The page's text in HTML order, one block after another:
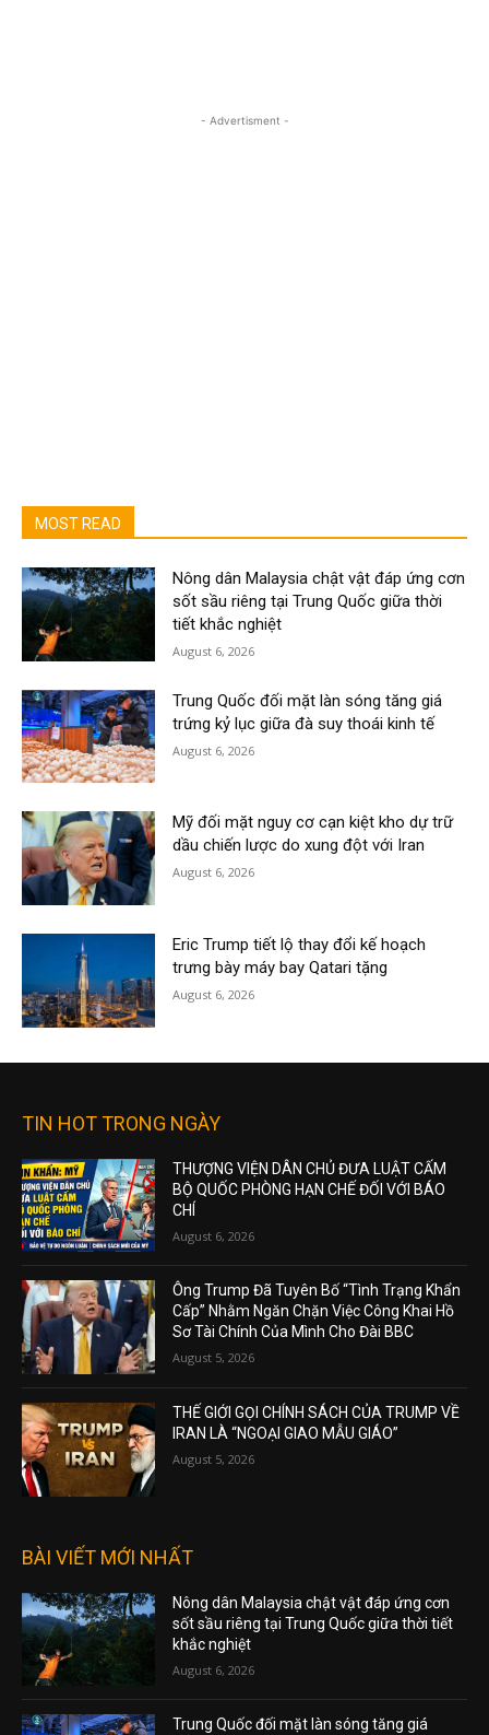
- Advertisment -
MOST READ
Nông dân Malaysia chật vật đáp ứng cơn
sốt sầu riêng tại Trung Quốc giữa thời
tiết khắc nghiệt
August 6, 2026
Trung Quốc đối mặt làn sóng tăng giá
trứng kỷ lục giữa đà suy thoái kinh tế
August 6, 2026
Mỹ đối mặt nguy cơ cạn kiệt kho dự trữ
dầu chiến lược do xung đột với Iran
August 6, 2026
Eric Trump tiết lộ thay đổi kế hoạch
trưng bày máy bay Qatari tặng
August 6, 2026
TIN HOT TRONG NGÀY
THƯỢNG VIỆN DÂN CHỦ ĐƯA LUẬT CẤM
BỘ QUỐC PHÒNG HẠN CHẾ ĐỐI VỚI BÁO
CHÍ
August 6, 2026
Ông Trump Đã Tuyên Bố “Tình Trạng Khẩn
Cấp” Nhằm Ngăn Chặn Việc Công Khai Hồ
Sơ Tài Chính Của Mình Cho Đài BBC
August 5, 2026
THẾ GIỚI GỌI CHÍNH SÁCH CỦA TRUMP VỀ
IRAN LÀ “NGOẠI GIAO MẪU GIÁO”
August 5, 2026
BÀI VIẾT MỚI NHẤT
Nông dân Malaysia chật vật đáp ứng cơn
sốt sầu riêng tại Trung Quốc giữa thời tiết
khắc nghiệt
August 6, 2026
Trung Quốc đối mặt làn sóng tăng giá